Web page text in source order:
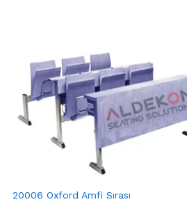
20006 Oxford Amfi Sırası